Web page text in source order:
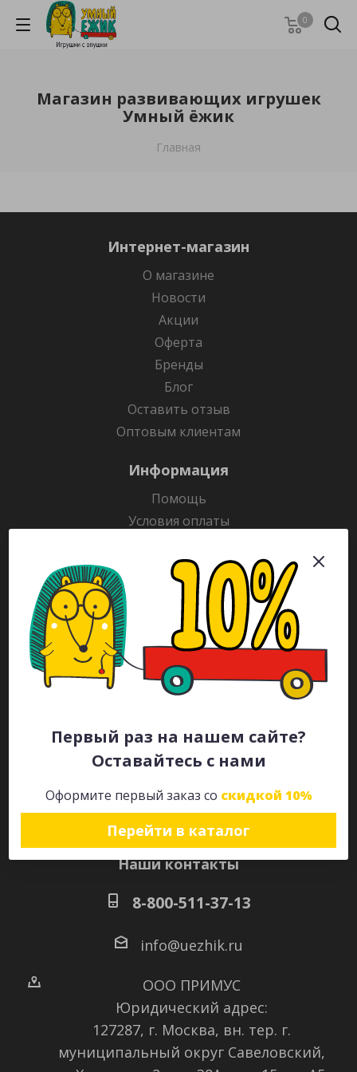
Первый раз на нашем сайте?
Оставайтесь с нами
Оформите первый заказ со скидкой 10%
Перейти в каталог
0
Магазин развивающих игрушек
Умный ёжик
Главная
Интернет-магазин
О магазине
Новости
Акции
Оферта
Бренды
Блог
Оставить отзыв
Оптовым клиентам
Информация
Помощь
Условия оплаты
Гарантия на товар
Раскраски
Рекламодателям
Каталог
Будьте всегда в курсе!
Наши контакты
8-800-511-37-13
info@uezhik.ru
ООО ПРИМУС
Юридический адрес:
127287, г. Москва, вн. тер. г.
муниципальный округ Савеловский,